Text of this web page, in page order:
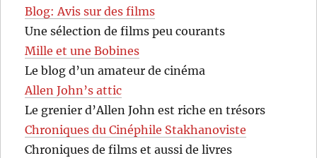
Blog: Avis sur des films
Une sélection de films peu courants
Mille et une Bobines
Le blog d’un amateur de cinéma
Allen John’s attic
Le grenier d’Allen John est riche en trésors
Chroniques du Cinéphile Stakhanoviste
Chroniques de films et aussi de livres